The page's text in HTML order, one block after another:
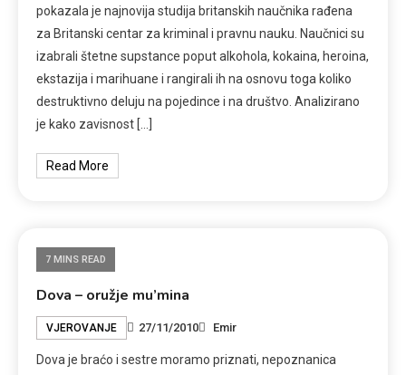
pokazala je najnovija studija britanskih naučnika rađena
za Britanski centar za kriminal i pravnu nauku. Naučnici su
izabrali štetne supstance poput alkohola, kokaina, heroina,
ekstazija i marihuane i rangirali ih na osnovu toga koliko
destruktivno deluju na pojedince i na društvo. Analizirano
je kako zavisnost […]
Read More
7 MINS READ
Dova – oružje mu’mina
VJEROVANJE 27/11/2010 Emir
Dova je braćo i sestre moramo priznati, nepoznanica